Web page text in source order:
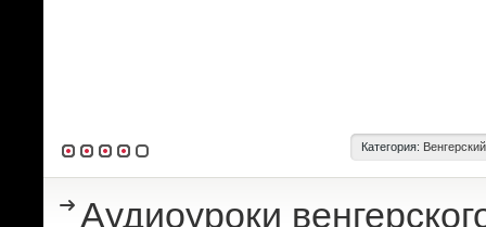
Категория:
Аудиоуроки